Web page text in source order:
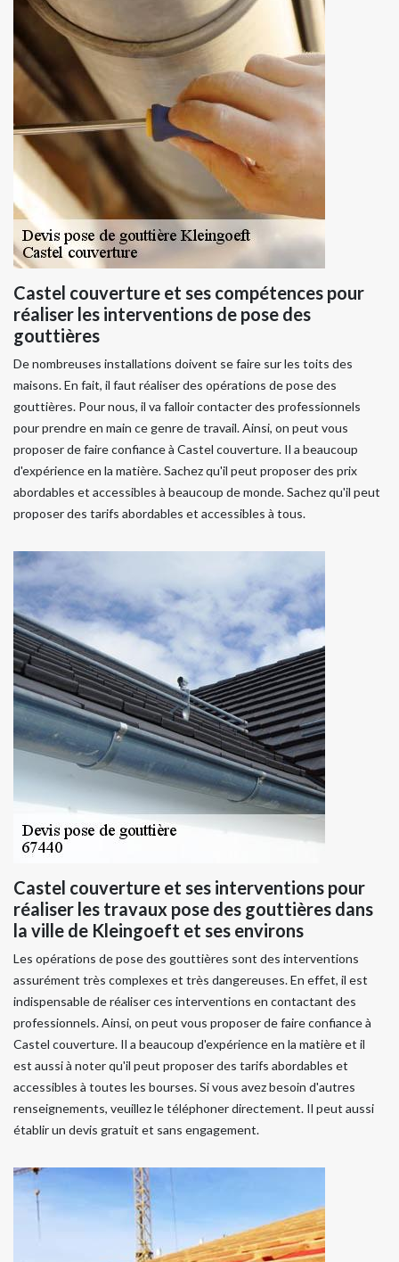
Castel couverture et ses compétences pour
réaliser les interventions de pose des
gouttières
De nombreuses installations doivent se faire sur les toits des
maisons. En fait, il faut réaliser des opérations de pose des
gouttières. Pour nous, il va falloir contacter des professionnels
pour prendre en main ce genre de travail. Ainsi, on peut vous
proposer de faire confiance à Castel couverture. Il a beaucoup
d'expérience en la matière. Sachez qu'il peut proposer des prix
abordables et accessibles à beaucoup de monde. Sachez qu'il peut
proposer des tarifs abordables et accessibles à tous.
Castel couverture et ses interventions pour
réaliser les travaux pose des gouttières dans
la ville de Kleingoeft et ses environs
Les opérations de pose des gouttières sont des interventions
assurément très complexes et très dangereuses. En effet, il est
indispensable de réaliser ces interventions en contactant des
professionnels. Ainsi, on peut vous proposer de faire confiance à
Castel couverture. Il a beaucoup d'expérience en la matière et il
est aussi à noter qu'il peut proposer des tarifs abordables et
accessibles à toutes les bourses. Si vous avez besoin d'autres
renseignements, veuillez le téléphoner directement. Il peut aussi
établir un devis gratuit et sans engagement.